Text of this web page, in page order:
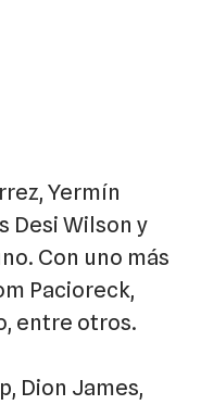
Yermín
Desi Wilson y
Con uno más
Pacioreck,
entre otros.
Dion James,